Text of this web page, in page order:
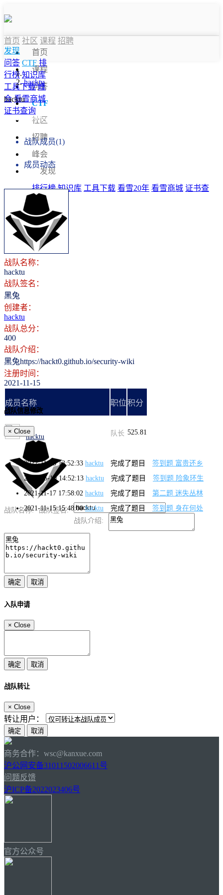
首页
课程
问答
CTF
社区
招聘
峰会
发现
排行榜 知识库 工具下载 看雪20年 看雪商城 证书查
登录 注册
首页 社区 课程 招聘
发现
问答 CTF 排
行榜 知识库
工具下载 峰
会 看雪商城
证书查询
hacktu
hacktu
战队信息
战队成员(1)
成员动态
战队名称：
hacktu
战队签名：
黑兔
创建者：
hacktu
战队总分：
400
战队介绍：
黑兔https://hackt0.github.io/security-wiki
注册时间：
2021-11-15
成员名称 职位积分
hacktu 队长 525.81
2022-11-15 13:52:33 hacktu 完成了题目
签到题 富贵还乡
2022-05-10 14:52:13 hacktu 完成了题目
签到题 险象环生
2021-11-17 17:58:02 hacktu 完成了题目
第二题 迷失丛林
2021-11-15 15:48:00 hacktu 完成了题目 签到题 身在何处
战队信息修改
× Close
战队名称:
战队签名:
战队介绍:
入队申请
× Close
战队转让
× Close
转让用户：
商务合作：wsc@kanxue.com
沪公网安备31011502006611号
问题反馈
沪ICP备2022023406号
官方公众号